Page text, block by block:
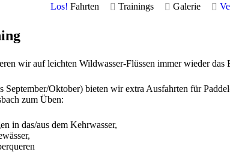
Los! Fahrten Trainings Galerie
wir auf leichten Wildwasser-Flüssen immer wieder das
September/Oktober) bieten wir extra Ausfahrten für
zum Üben:
in das/aus dem Kehrwasser,